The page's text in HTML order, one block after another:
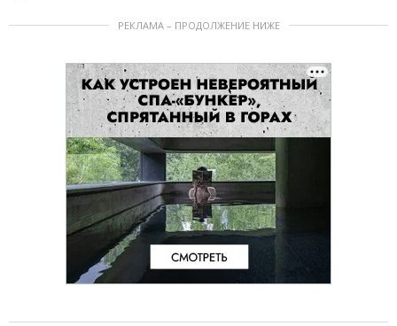
РЕКЛАМА – ПРОДОЛЖЕНИЕ НИЖЕ